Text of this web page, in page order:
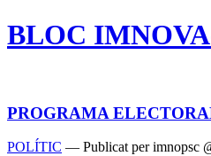
BLOC
PROGRAMA
POLÍTIC — Publicat per imnopsc